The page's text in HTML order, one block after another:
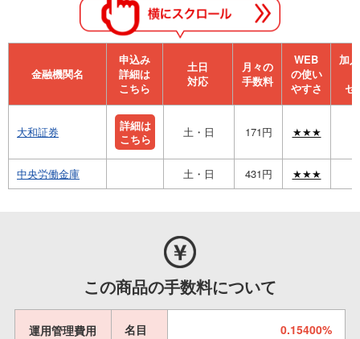
金融機関名
申込み
詳細は
こちら
⼟⽇
対応
月々の
手数料
WEB
の使い
やすさ
加
セ
大和証券
詳細は
こちら
土・日 171円 ★★★
中央労働金庫 土・日 431円 ★★★
この商品の手数料について
運用管理費用
名目 0.15400%